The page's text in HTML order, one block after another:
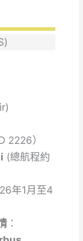
2226）
(總航程約
年1月至4
：